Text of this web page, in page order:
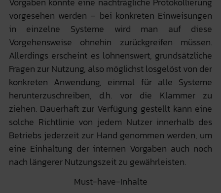
vorgesehen werden – bei konkreten Einweisungen
in einzelne Systeme wird man auf diese
Vorgehensweise ohnehin zurückgreifen müssen.
Allerdings erscheint es lohnenswert, grundsätzliche
Fragen zur Nutzung, also möglichst losgelöst von der
konkreten Anwendung, einmal für alle Systeme
herunterzuschreiben, d.h. vor die Klammer zu
ziehen. Dauerhaft zur Verfügung gestellt kann eine
solche Richtlinie von jedem Nutzer innerhalb des
Betriebs jederzeit zur Hand genommen werden, um
eine Einhaltung der internen Vorgaben auch noch
nach längerer Nutzungszeit zu gewährleisten.
Must-have-Inhalte